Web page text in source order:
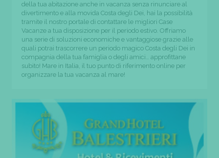
della tua abitazione anche in vacanza senza rinunciare al
divertimento e alla movida Costa degli Dei, hai la possibilità
tramite il nostro portale di contattare le migliori Case
Vacanze a tua disposizione per il periodo estivo. Offriamo
una serie di soluzioni economiche e vantaggiose grazie alle
quali potrai trascorrere un periodo magico Costa degli Dei in
compagnia della tua famiglia o degli amici… approfittane
subito! Mare in Italia, il tuo punto di riferimento online per
organizzare la tua vacanza al mare!